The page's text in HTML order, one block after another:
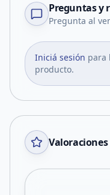
Preguntas y
Pregunta al
Iniciá sesión para
producto.